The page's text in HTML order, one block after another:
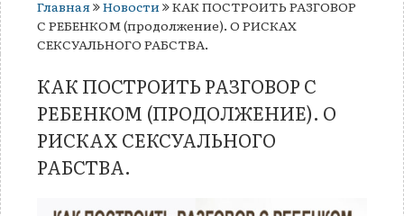
Главная Новости
КАК ПОСТРОИТЬ РАЗГОВОР
С РЕБЕНКОМ (продолжение). О РИСКАХ
СЕКСУАЛЬНОГО РАБСТВА.
КАК ПОСТРОИТЬ РАЗГОВОР С
РЕБЕНКОМ (ПРОДОЛЖЕНИЕ). О
РИСКАХ СЕКСУАЛЬНОГО
РАБСТВА.